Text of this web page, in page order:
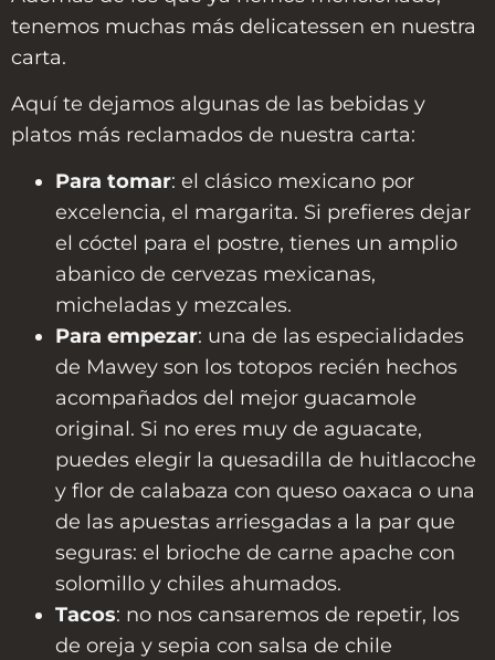
tenemos muchas más delicatessen en nuestra
carta.
Aquí te dejamos algunas de las bebidas y
platos más reclamados de nuestra carta:
Para tomar: el clásico mexicano por
excelencia, el margarita. Si prefieres dejar
el cóctel para el postre, tienes un amplio
abanico de cervezas mexicanas,
micheladas y mezcales.
Para empezar: una de las especialidades
de Mawey son los totopos recién hechos
acompañados del mejor guacamole
original. Si no eres muy de aguacate,
puedes elegir la quesadilla de huitlacoche
y flor de calabaza con queso oaxaca o una
de las apuestas arriesgadas a la par que
seguras: el brioche de carne apache con
solomillo y chiles ahumados.
Tacos: no nos cansaremos de repetir, los
de oreja y sepia con salsa de chile